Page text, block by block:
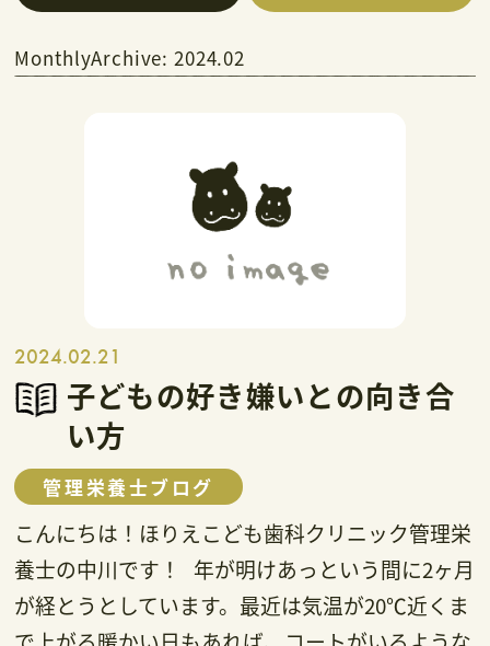
MonthlyArchive: 2024.02
2024.02.21
子どもの好き嫌いとの向き合
い方
管理栄養士ブログ
こんにちは！ほりえこども歯科クリニック管理栄
養士の中川です！ 年が明けあっという間に2ヶ月
が経とうとしています。最近は気温が20℃近くま